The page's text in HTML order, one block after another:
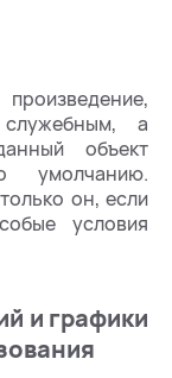
а
объект
умолчанию.
он, если
условия
и графики